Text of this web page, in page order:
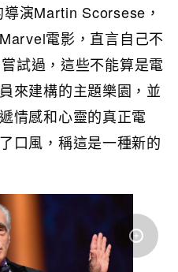
導演Martin Scorsese，
電影，直言自己不
試過，這些不能算是電
來建構的主題樂園，並
情感和心靈的真正電
口風，稱這是一種新的